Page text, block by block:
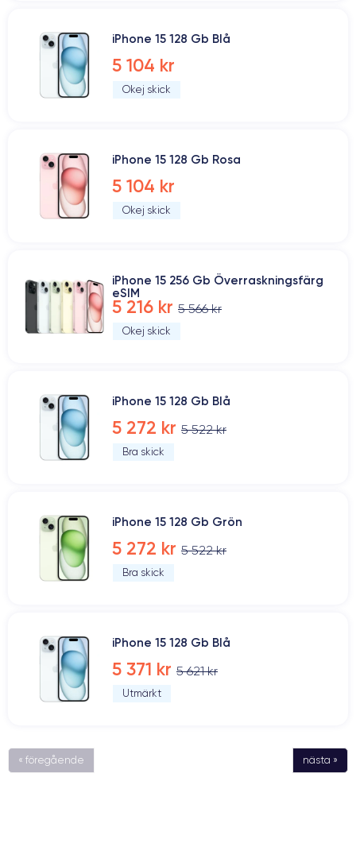
iPhone 15 128 Gb Blå
5 104 kr
Okej skick
iPhone 15 128 Gb Rosa
5 104 kr
Okej skick
iPhone 15 256 Gb Överraskningsfärg
eSIM
5 216 kr 5 566 kr
Okej skick
iPhone 15 128 Gb Blå
5 272 kr 5 522 kr
Bra skick
iPhone 15 128 Gb Grön
5 272 kr 5 522 kr
Bra skick
iPhone 15 128 Gb Blå
5 371 kr 5 621 kr
Utmärkt
« föregående nästa »